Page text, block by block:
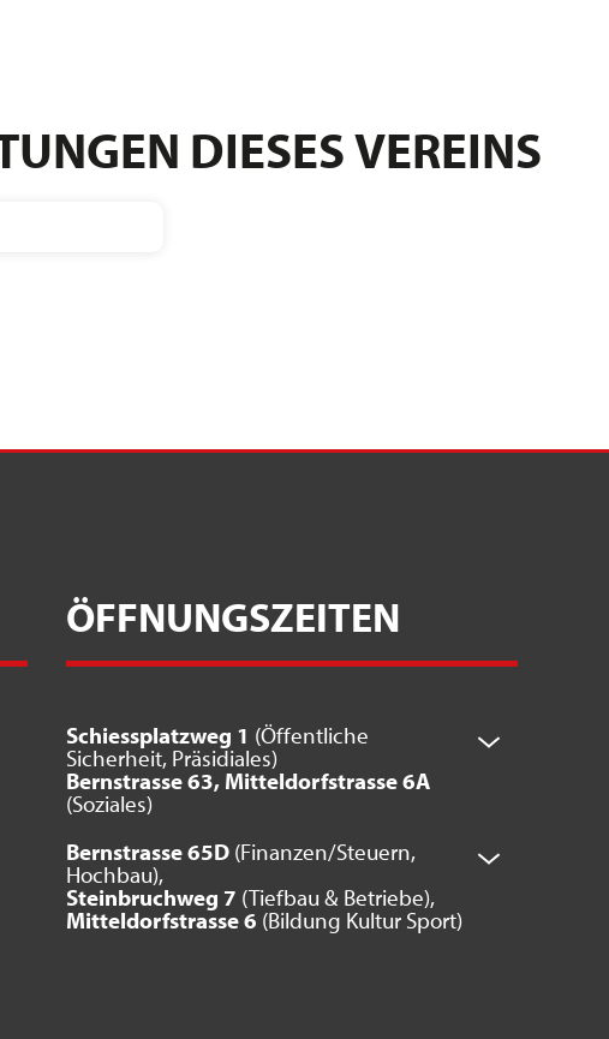
DIESES VEREINS
ÖFFNUNGSZEITEN
Schiessplatzweg 1 (Öffentliche
Sicherheit, Präsidiales)
Bernstrasse 63, Mitteldorfstrasse 6A
(Soziales)
Bernstrasse 65D(Finanzen/Steuern,
Hochbau),
Steinbruchweg 7 (Tiefbau & Betriebe),
Mitteldorfstrasse 6 (Bildung Kultur Sport)